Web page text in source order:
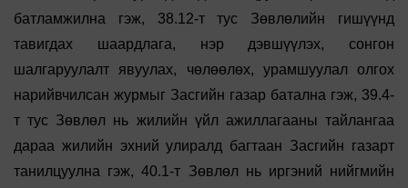
батламжилна гэж, 38.12-т тус Зөвлөлийн гишүүнд
тавигдах шаардлага, нэр дэвшүүлэх, сонгон
шалгаруулалт явуулах, чөлөөлөх, урамшуулал олгох
нарийвчилсан журмыг Засгийн газар батална гэж, 39.4-
т тус Зөвлөл нь жилийн үйл ажиллагааны тайлангаа
дараа жилийн эхний улиралд багтаан Засгийн газарт
танилцуулна гэж, 40.1-т Зөвлөл нь иргэний нийгмийн